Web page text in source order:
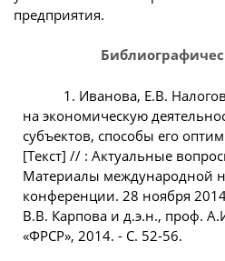
предприятия.
1. Иванова, Е.В.
на экономическую
субъектов, способы его
[Текст] // : Актуальные
Материалы международной
конференции. 28 ноября
В.В. Карпова и д.э.н., проф.
«ФРСР», 2014. - С. 52-56.